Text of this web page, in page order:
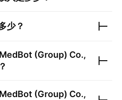
少？
(Group) Co.,
(Group) Co.,